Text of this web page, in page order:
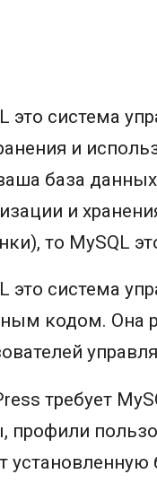
это система
и
база
и
то MySQL
это система
кодом. Она
требует
профили
установленную